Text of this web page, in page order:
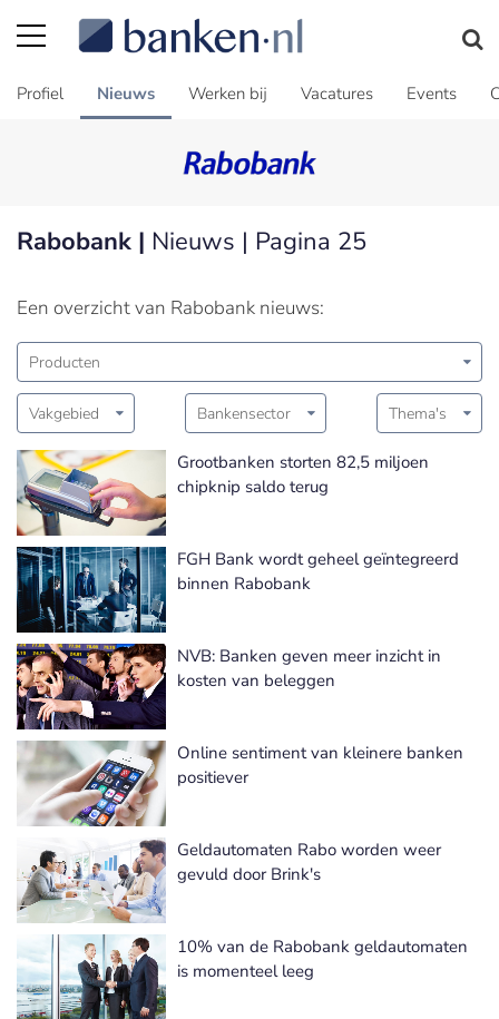
Profiel Nieuws Werken bij Vacatures Events
Rabobank | Nieuws | Pagina 25
Een overzicht van Rabobank nieuws:
Producten
Vakgebied Bankensector Thema's
Grootbanken storten 82,5 miljoen
chipknip saldo terug
FGH Bank wordt geheel geïntegreerd
binnen Rabobank
NVB: Banken geven meer inzicht in
kosten van beleggen
Online sentiment van kleinere banken
positiever
Geldautomaten Rabo worden weer
gevuld door Brink's
10% van de Rabobank geldautomaten
is momenteel leeg